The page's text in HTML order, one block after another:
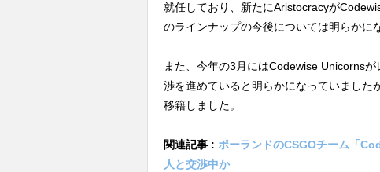
就任しており、新たにAristocracyが
のラインナップの今後については明らかに
また、今年の3月にはCodewise Unicorns
渉を進めていると明らかになっていまし
移籍しました。
関連記事 : ポーランドのCSGOチーム「
人と交渉中か